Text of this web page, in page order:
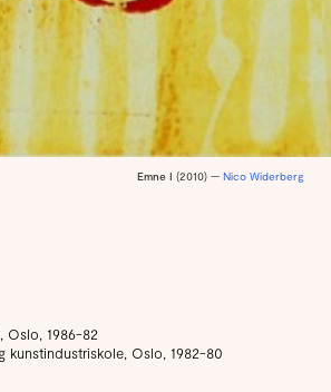
Emne I (2010) — Nico Widerberg
Oslo, 1986-82
kunstindustriskole, Oslo, 1982-80